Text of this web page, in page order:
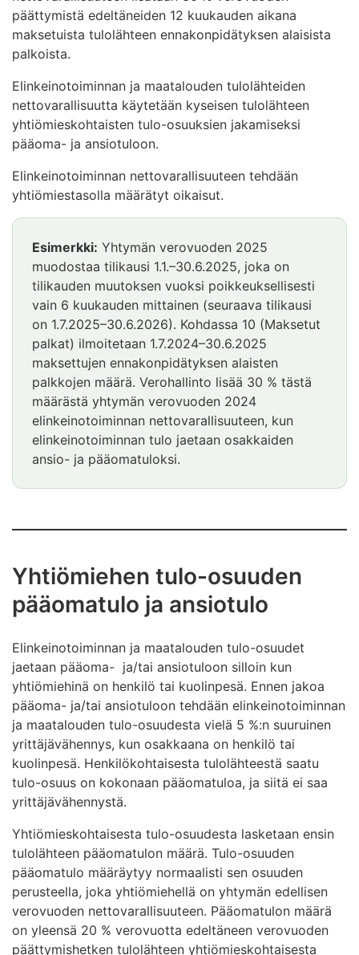
päättymistä edeltäneiden 12 kuukauden aikana
maksetuista tulolähteen ennakonpidätyksen alaisista
palkoista.
Elinkeinotoiminnan ja maatalouden tulolähteiden
nettovarallisuutta käytetään kyseisen tulolähteen
yhtiömieskohtaisten tulo-osuuksien jakamiseksi
pääoma- ja ansiotuloon.
Elinkeinotoiminnan nettovarallisuuteen tehdään
yhtiömiestasolla määrätyt oikaisut.
Esimerkki: Yhtymän verovuoden 2025
muodostaa tilikausi 1.1.–30.6.2025, joka on
tilikauden muutoksen vuoksi poikkeuksellisesti
vain 6 kuukauden mittainen (seuraava tilikausi
on 1.7.2025–30.6.2026). Kohdassa 10 (Maksetut
palkat) ilmoitetaan 1.7.2024–30.6.2025
maksettujen ennakonpidätyksen alaisten
palkkojen määrä. Verohallinto lisää 30 % tästä
määrästä yhtymän verovuoden 2024
elinkeinotoiminnan nettovarallisuuteen, kun
elinkeinotoiminnan tulo jaetaan osakkaiden
ansio- ja pääomatuloksi.
Yhtiömiehen tulo-osuuden
pääomatulo ja ansiotulo
Elinkeinotoiminnan ja maatalouden tulo-osuudet
jaetaan pääoma- ja/tai ansiotuloon silloin kun
yhtiömiehinä on henkilö tai kuolinpesä. Ennen jakoa
pääoma- ja/tai ansiotuloon tehdään elinkeinotoiminnan
ja maatalouden tulo-osuudesta vielä 5 %:n suuruinen
yrittäjävähennys, kun osakkaana on henkilö tai
kuolinpesä. Henkilökohtaisesta tulolähteestä saatu
tulo-osuus on kokonaan pääomatuloa, ja siitä ei saa
yrittäjävähennystä.
Yhtiömieskohtaisesta tulo-osuudesta lasketaan ensin
tulolähteen pääomatulon määrä. Tulo-osuuden
pääomatulo määräytyy normaalisti sen osuuden
perusteella, joka yhtiömiehellä on yhtymän edellisen
verovuoden nettovarallisuuteen. Pääomatulon määrä
on yleensä 20 % verovuotta edeltäneen verovuoden
päättymishetken tulolähteen yhtiömieskohtaisesta